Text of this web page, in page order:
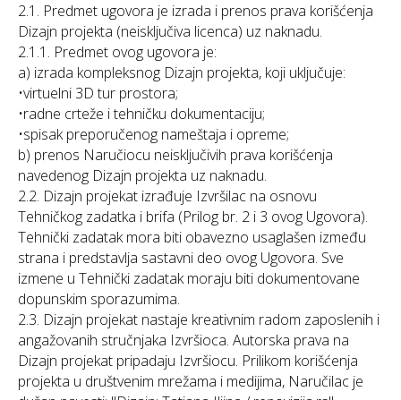
2.1. Predmet ugovora je izrada i prenos prava korišćenja
Dizajn projekta (neisključiva licenca) uz naknadu.
2.1.1. Predmet ovog ugovora je:
a) izrada kompleksnog Dizajn projekta, koji uključuje:
•virtuelni 3D tur prostora;
•radne crteže i tehničku dokumentaciju;
•spisak preporučenog nameštaja i opreme;
b) prenos Naručiocu neisključivih prava korišćenja
navedenog Dizajn projekta uz naknadu.
2.2. Dizajn projekat izrađuje Izvršilac na osnovu
Tehničkog zadatka i brifa (Prilog br. 2 i 3 ovog Ugovora).
Tehnički zadatak mora biti obavezno usaglašen između
strana i predstavlja sastavni deo ovog Ugovora. Sve
izmene u Tehnički zadatak moraju biti dokumentovane
dopunskim sporazumima.
2.3. Dizajn projekat nastaje kreativnim radom zaposlenih i
angažovanih stručnjaka Izvršioca. Autorska prava na
Dizajn projekat pripadaju Izvršiocu. Prilikom korišćenja
projekta u društvenim mrežama i medijima, Naručilac je